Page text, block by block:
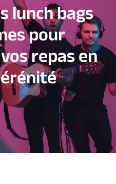
lunch bags
pour
repas en